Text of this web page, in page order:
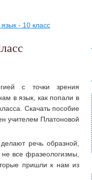
язык - 10 класс
с точки зрения
в язык, как попали в
Скачать пособие
учителем Платоновой
речь образной,
все фразеологизмы,
пришли к нам из